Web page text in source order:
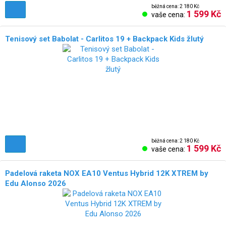
běžná cena: 2 180 Kč
vaše cena: 1 599 Kč
Tenisový set Babolat - Carlitos 19 + Backpack Kids žlutý
běžná cena: 2 180 Kč
vaše cena: 1 599 Kč
Padelová raketa NOX EA10 Ventus Hybrid 12K XTREM by
Edu Alonso 2026